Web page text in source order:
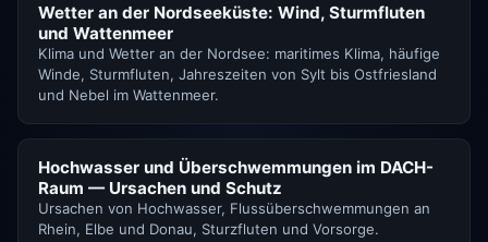
Wetter an der Nordseeküste: Wind, Sturmfluten
und Wattenmeer
Klima und Wetter an der Nordsee: maritimes Klima, häufige
Winde, Sturmfluten, Jahreszeiten von Sylt bis Ostfriesland
und Nebel im Wattenmeer.
Hochwasser und Überschwemmungen im DACH-
Raum — Ursachen und Schutz
Ursachen von Hochwasser, Flussüberschwemmungen an
Rhein, Elbe und Donau, Sturzfluten und Vorsorge.